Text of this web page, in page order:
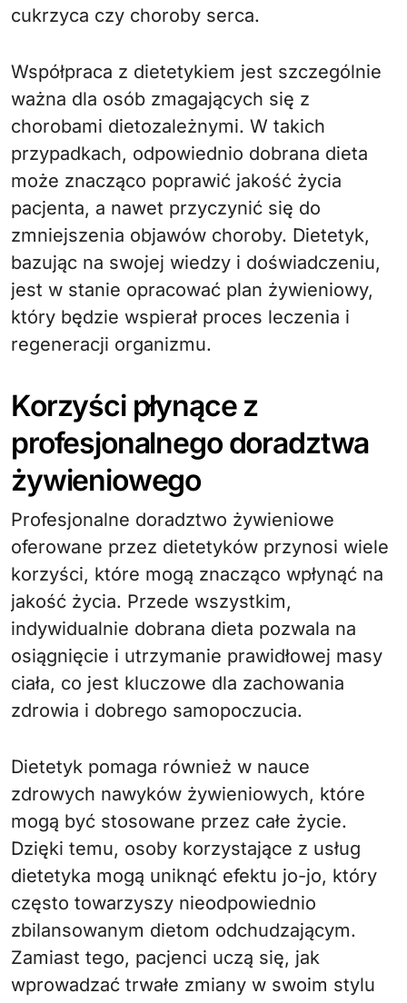
cukrzyca czy choroby serca.
Współpraca z dietetykiem jest szczególnie
ważna dla osób zmagających się z
chorobami dietozależnymi. W takich
przypadkach, odpowiednio dobrana dieta
może znacząco poprawić jakość życia
pacjenta, a nawet przyczynić się do
zmniejszenia objawów choroby. Dietetyk,
bazując na swojej wiedzy i doświadczeniu,
jest w stanie opracować plan żywieniowy,
który będzie wspierał proces leczenia i
regeneracji organizmu.
Korzyści płynące z
profesjonalnego doradztwa
żywieniowego
Profesjonalne doradztwo żywieniowe
oferowane przez dietetyków przynosi wiele
korzyści, które mogą znacząco wpłynąć na
jakość życia. Przede wszystkim,
indywidualnie dobrana dieta pozwala na
osiągnięcie i utrzymanie prawidłowej masy
ciała, co jest kluczowe dla zachowania
zdrowia i dobrego samopoczucia.
Dietetyk pomaga również w nauce
zdrowych nawyków żywieniowych, które
mogą być stosowane przez całe życie.
Dzięki temu, osoby korzystające z usług
dietetyka mogą uniknąć efektu jo-jo, który
często towarzyszy nieodpowiednio
zbilansowanym dietom odchudzającym.
Zamiast tego, pacjenci uczą się, jak
wprowadzać trwałe zmiany w swoim stylu